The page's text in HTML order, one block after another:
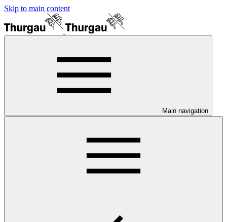
Skip to main content
Main navigation